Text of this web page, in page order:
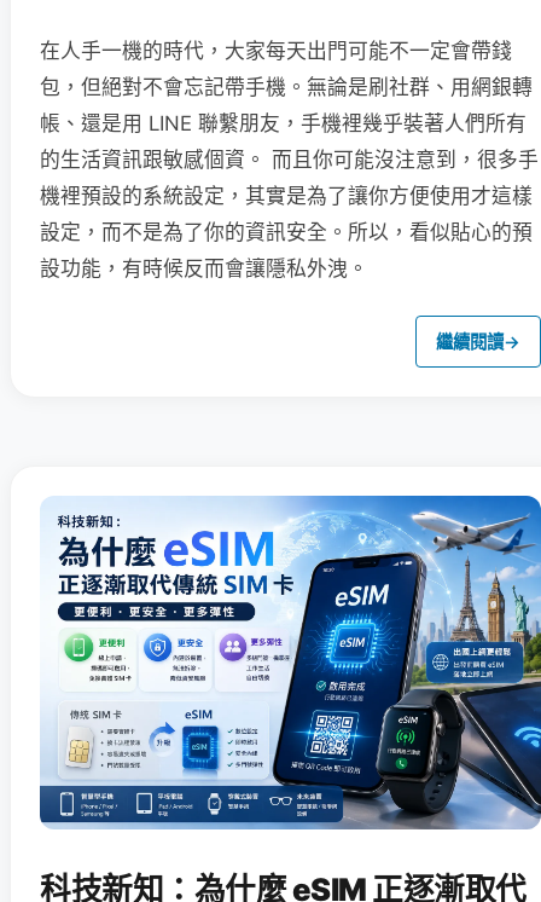
在人手一機的時代，大家每天出門可能不一定會帶錢
包，但絕對不會忘記帶手機。無論是刷社群、用網銀轉
帳、還是用 LINE 聯繫朋友，手機裡幾乎裝著人們所有
的生活資訊跟敏感個資。 而且你可能沒注意到，很多手
機裡預設的系統設定，其實是為了讓你方便使用才這樣
設定，而不是為了你的資訊安全。所以，看似貼心的預
設功能，有時候反而會讓隱私外洩。
繼續閱讀→
科技新知：為什麼 eSIM 正逐漸取代